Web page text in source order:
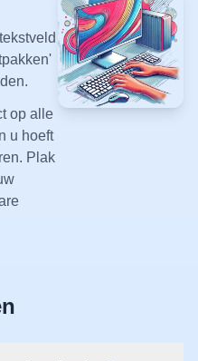
op alle
u hoeft
Plak